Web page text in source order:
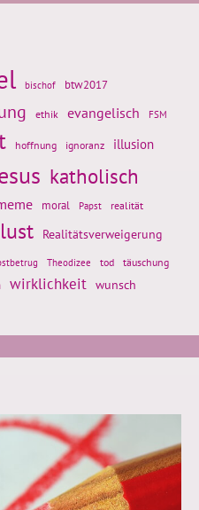
bischof btw2017
ethik evangelisch FSM
hoffnung ignoranz illusion
katholisch
moral Papst realität
Realitätsverweigerung
Theodizee tod täuschung
wirklichkeit wunsch